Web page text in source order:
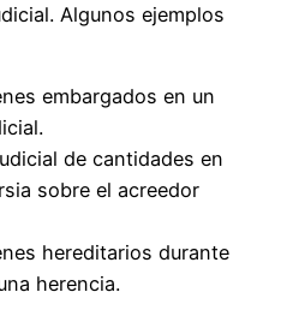
Algunos ejemplos
embargados en un
de cantidades en
sobre el acreedor
hereditarios durante
herencia.